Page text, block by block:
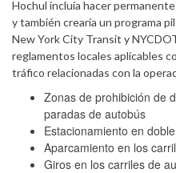
Hochul incluía hacer permanente
y también crearía un programa
New York City Transit y
reglamentos locales aplicables
tráfico relacionadas con la
Zonas de prohibición de
paradas de autobús
Estacionamiento en
Aparcamiento en los
Giros en los carriles de